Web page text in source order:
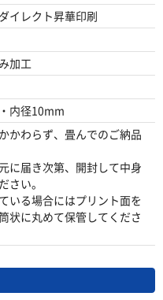
イレクト昇華印刷
加工
内径10mm
かわらず、畳んでのご納品
に届き次第、開封して中身
さい。
いる場合にはプリント面を
状に丸めて保管してくださ